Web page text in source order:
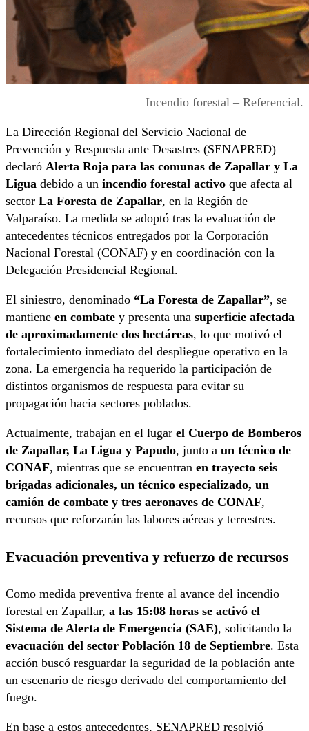
Incendio forestal – Referencial.
La Dirección Regional del Servicio Nacional de
Prevención y Respuesta ante Desastres (SENAPRED)
declaró Alerta Roja para las comunas de Zapallar y La
Ligua debido a un incendio forestal activo que afecta al
sector La Foresta de Zapallar, en la Región de
Valparaíso. La medida se adoptó tras la evaluación de
antecedentes técnicos entregados por la Corporación
Nacional Forestal (CONAF) y en coordinación con la
Delegación Presidencial Regional.
El siniestro, denominado “La Foresta de Zapallar”, se
mantiene en combate y presenta una superficie afectada
de aproximadamente dos hectáreas, lo que motivó el
fortalecimiento inmediato del despliegue operativo en la
zona. La emergencia ha requerido la participación de
distintos organismos de respuesta para evitar su
propagación hacia sectores poblados.
Actualmente, trabajan en el lugar el Cuerpo de Bomberos
de Zapallar, La Ligua y Papudo, junto a un técnico de
CONAF, mientras que se encuentran en trayecto seis
brigadas adicionales, un técnico especializado, un
camión de combate y tres aeronaves de CONAF,
recursos que reforzarán las labores aéreas y terrestres.
Evacuación preventiva y refuerzo de recursos
Como medida preventiva frente al avance del incendio
forestal en Zapallar, a las 15:08 horas se activó el
Sistema de Alerta de Emergencia (SAE), solicitando la
evacuación del sector Población 18 de Septiembre. Esta
acción buscó resguardar la seguridad de la población ante
un escenario de riesgo derivado del comportamiento del
fuego.
En base a estos antecedentes, SENAPRED resolvió